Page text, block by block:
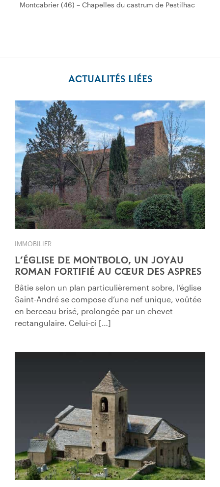
Montcabrier (46) – Chapelles du castrum de Pestilhac
Montcabrier (46) – Chapelles du castrum de Pestilhac
ACTUALITÉS LIÉES
IMMOBILIER
L’ÉGLISE DE MONTBOLO, UN JOYAU
ROMAN FORTIFIÉ AU CŒUR DES ASPRES
Bâtie selon un plan particulièrement sobre, l’église
Saint-André se compose d’une nef unique, voûtée
en berceau brisé, prolongée par un chevet
rectangulaire. Celui-ci […]